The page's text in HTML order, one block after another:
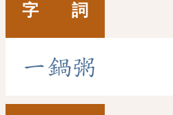
字 詞
一鍋粥